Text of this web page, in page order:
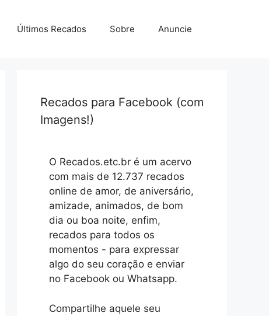
Últimos Recados Sobre Anuncie
Recados para Facebook (com
Imagens!)
O Recados.etc.br é um acervo
com mais de 12.737 recados
online de amor, de aniversário,
amizade, animados, de bom
dia ou boa noite, enfim,
recados para todos os
momentos - para expressar
algo do seu coração e enviar
no Facebook ou Whatsapp.
Compartilhe aquele seu